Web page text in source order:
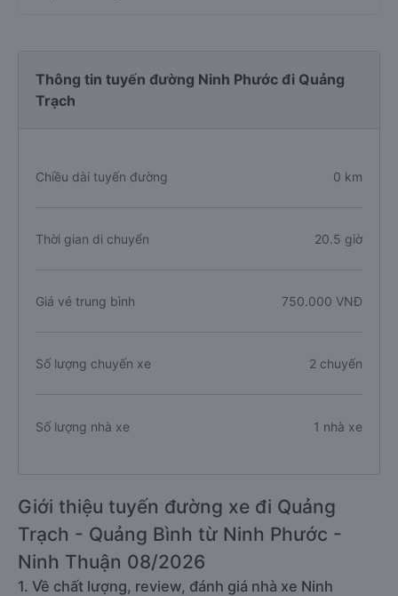
Thông tin tuyến đường Ninh Phước đi Quảng
Trạch
Chiều dài tuyến đường 0 km
Thời gian di chuyển 20.5 giờ
Giá vé trung bình 750.000 VNĐ
Số lượng chuyến xe 2 chuyến
Số lượng nhà xe 1 nhà xe
Giới thiệu tuyến đường xe đi Quảng
Trạch - Quảng Bình từ Ninh Phước -
Ninh Thuận 08/2026
1. Về chất lượng, review, đánh giá nhà xe Ninh